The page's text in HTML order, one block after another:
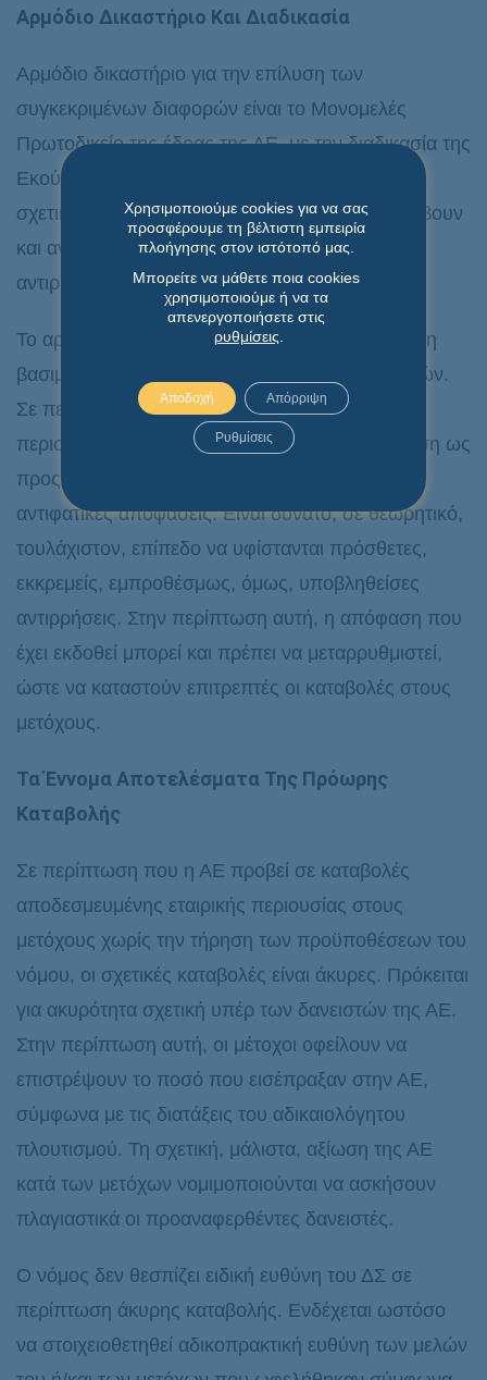
Αρμόδιο Δικαστήριο Και Διαδικασία
Αρμόδιο δικαστήριο για την επίλυση των
συγκεκριμένων διαφορών είναι το Μονομελές
Πρωτοδικείο της έδρας της ΑΕ, με την διαδικασία της
Εκούσιας Δικαιοδοσίας. Κατά την εκδίκαση της
σχετικής αίτησης της ΑΕ είναι δυνατό να παρέμβουν
και αντιλέξουν οι δανειστές που υπέβαλαν τις
αντιρρήσεις τους.
Το αρμόδιο δικαστήριο αποφαίνεται σχετικά με τη
βασιμότητα ή μη των αντιρρήσεων των δανειστών.
Σε περίπτωση υποβολής αντιρρήσεων από
περισσότερους δανειστές, εκδίδεται μία απόφαση ως
προς όλες, προκειμένου να αποφευχθούν
αντιφατικές αποφάσεις. Είναι δυνατό, σε θεωρητικό,
τουλάχιστον, επίπεδο να υφίστανται πρόσθετες,
εκκρεμείς, εμπροθέσμως, όμως, υποβληθείσες
αντιρρήσεις. Στην περίπτωση αυτή, η απόφαση που
έχει εκδοθεί μπορεί και πρέπει να μεταρρυθμιστεί,
ώστε να καταστούν επιτρεπτές οι καταβολές στους
μετόχους.
Τα Έννομα Αποτελέσματα Της Πρόωρης
Καταβολής
Σε περίπτωση που η ΑΕ προβεί σε καταβολές
αποδεσμευμένης εταιρικής περιουσίας στους
μετόχους χωρίς την τήρηση των προϋποθέσεων του
νόμου, οι σχετικές καταβολές είναι άκυρες. Πρόκειται
για ακυρότητα σχετική υπέρ των δανειστών της ΑΕ.
Στην περίπτωση αυτή, οι μέτοχοι οφείλουν να
επιστρέψουν το ποσό που εισέπραξαν στην ΑΕ,
σύμφωνα με τις διατάξεις του αδικαιολόγητου
πλουτισμού. Τη σχετική, μάλιστα, αξίωση της ΑΕ
κατά των μετόχων νομιμοποιούνται να ασκήσουν
πλαγιαστικά οι προαναφερθέντες δανειστές.
Ο νόμος δεν θεσπίζει ειδική ευθύνη του ΔΣ σε
περίπτωση άκυρης καταβολής. Ενδέχεται ωστόσο
να στοιχειοθετηθεί αδικοπρακτική ευθύνη των μελών
Χρησιμοποιούμε cookies για να σας
προσφέρουμε τη βέλτιστη εμπειρία
πλοήγησης στον ιστότοπό μας.
Μπορείτε να μάθετε ποια cookies
χρησιμοποιούμε ή να τα
απενεργοποιήσετε στις
ρυθμίσεις
Αποδοχή Απόρριψη
Ρυθμίσεις